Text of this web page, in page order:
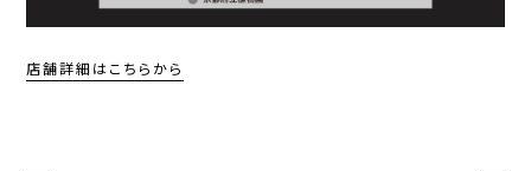
店舗詳細はこちらから